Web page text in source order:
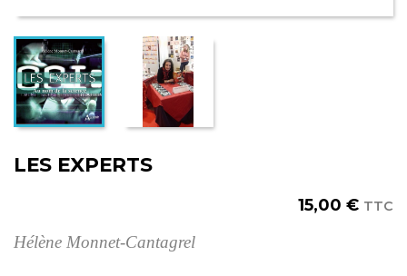
LES EXPERTS
15,00 € TTC
Hélène Monnet-Cantagrel